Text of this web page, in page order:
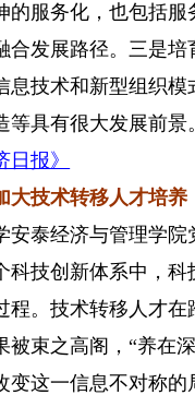
的服务化，也包括
合发展路径。三是
息技术和新型组织
具有很大发展前景
日报》
技术转移人才培养
泰经济与管理学院
科技创新体系中，
程。技术转移人才
被束之高阁，“养在
变这一信息不对称